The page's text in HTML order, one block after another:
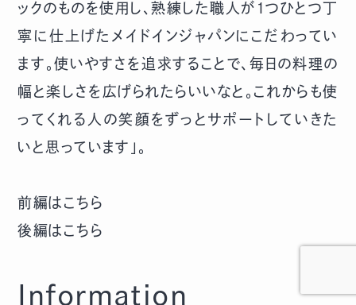
ックのものを使用し、熟練した職人が１つひとつ丁
寧に仕上げたメイドインジャパンにこだわってい
ます。使いやすさを追求することで、毎日の料理の
幅と楽しさを広げられたらいいなと。これからも使
ってくれる人の笑顔をずっとサポートしていきた
いと思っています」。
前編はこちら
後編はこちら
Information